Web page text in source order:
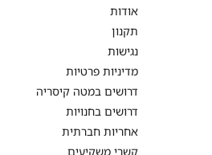
DELTA
אודות
תקנון
נגישות
מדיניות פרטיות
דרושים במטה קיסריה
דרושים בחנויות
אחריות חברתית
קשרי משקיעים